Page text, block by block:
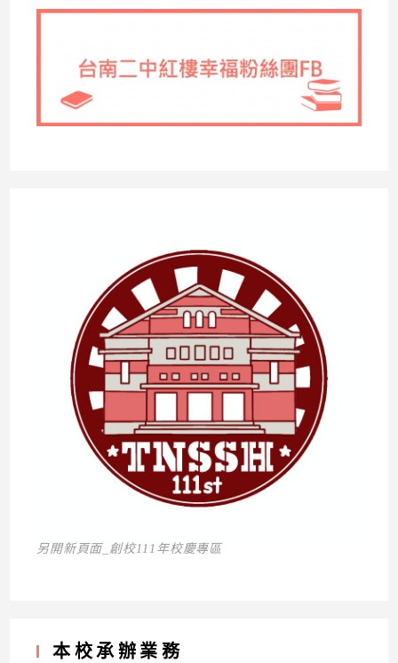
另開新頁面_創校111年校慶專區
本校承辦業務